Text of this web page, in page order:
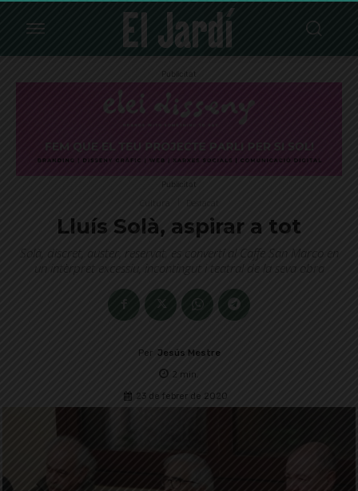
Publicitat
Publicitat
Lluís Solà, aspirar a tot
Solà, discret, auster, reservat, es convertí al Caffe San Marco en
un intèrpret excessiu, incontingut i teatral de la seva obra
Per Jesús Mestre
2 min.
23 de febrer de 2020